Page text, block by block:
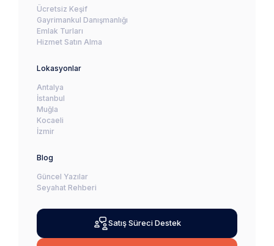
Ücretsiz Keşif
Gayrimankul Danışmanlığı
Emlak Turları
Hizmet Satın Alma
Lokasyonlar
Antalya
İstanbul
Muğla
Kocaeli
İzmir
Blog
Güncel Yazılar
Seyahat Rehberi
Satış Süreci Destek